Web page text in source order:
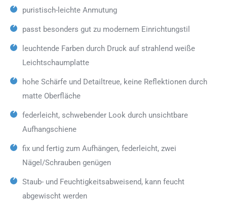
puristisch-leichte Anmutung
passt besonders gut zu modernem Einrichtungstil
leuchtende Farben durch Druck auf strahlend weiße
Leichtschaumplatte
hohe Schärfe und Detailtreue, keine Reflektionen durch
matte Oberfläche
federleicht, schwebender Look durch unsichtbare
Aufhangschiene
fix und fertig zum Aufhängen, federleicht, zwei
Nägel/Schrauben genügen
Staub- und Feuchtigkeitsabweisend, kann feucht
abgewischt werden